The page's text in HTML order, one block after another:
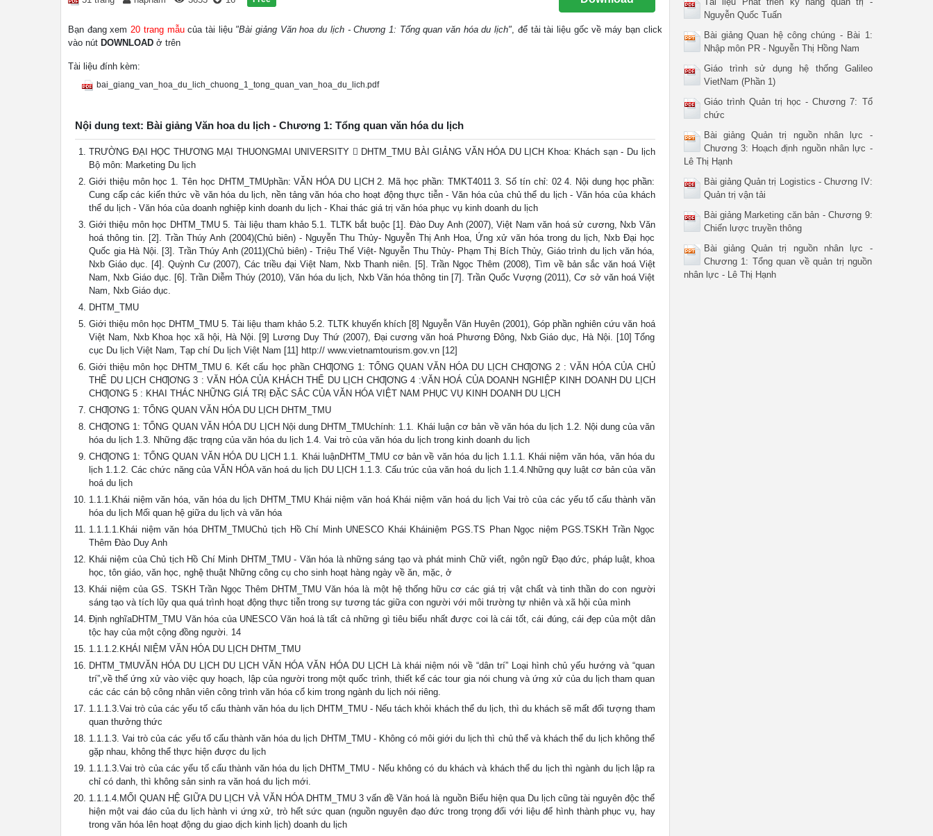
Bạn đang xem20 trang mẫucủa tài liệu "Bài giảng Văn hoa du lịch - Chương 1: Tổng quan văn hóa du lịch", để tải tài liệu gốc về máy bạn click
vào nút DOWNLOAD ở trên
Tài liệu đính kèm:
bai_giang_van_hoa_du_lich_chuong_1_tong_quan_van_hoa_du_lich.pdf
Nội dung text: Bài giảng Văn hoa du lịch - Chương 1: Tổng quan văn hóa du lịch
TRƯỜNG ĐẠI HỌC THƯƠNG MẠI THUONGMAI UNIVERSITY  DHTM_TMU BÀI GIẢNG VĂN HÓA DU LỊCH Khoa: Khách sạn - Du lịch
Bộ môn: Marketing Du lịch
Giới thiệu môn học 1. Tên học DHTM_TMUphần: VĂN HÓA DU LỊCH 2. Mã học phần: TMKT4011 3. Số tín chỉ: 02 4. Nội dung học phần:
Cung cấp các kiến thức về văn hóa du lịch, nền tảng văn hóa cho hoạt động thực tiễn - Văn hóa của chủ thể du lịch - Văn hóa của khách
thể du lịch - Văn hóa của doanh nghiệp kinh doanh du lịch - Khai thác giá trị văn hóa phục vụ kinh doanh du lịch
Giới thiệu môn học DHTM_TMU 5. Tài liệu tham khảo 5.1. TLTK bắt buộc [1]. Đào Duy Anh (2007), Việt Nam văn hoá sử cương, Nxb Văn
hoá thông tin. [2]. Trần Thúy Anh (2004)(Chủ biên) - Nguyễn Thu Thủy- Nguyễn Thị Anh Hoa, Ứng xử văn hóa trong du lịch, Nxb Đại học
Quốc gia Hà Nội. [3]. Trần Thúy Anh (2011)(Chủ biên) - Triệu Thế Việt- Nguyễn Thu Thủy- Phạm Thị Bích Thủy, Giáo trình du lịch văn hóa,
Nxb Giáo dục. [4]. Quỳnh Cư (2007), Các triều đại Việt Nam, Nxb Thanh niên. [5]. Trần Ngọc Thêm (2008), Tìm về bản sắc văn hoá Việt
Nam, Nxb Giáo dục. [6]. Trần Diễm Thúy (2010), Văn hóa du lịch, Nxb Văn hóa thông tin [7]. Trần Quốc Vượng (2011), Cơ sở văn hoá Việt
Nam, Nxb Giáo dục.
DHTM_TMU
Giới thiệu môn học DHTM_TMU 5. Tài liệu tham khảo 5.2. TLTK khuyến khích [8] Nguyễn Văn Huyên (2001), Góp phần nghiên cứu văn hoá
Việt Nam, Nxb Khoa học xã hội, Hà Nội. [9] Lương Duy Thứ (2007), Đại cương văn hoá Phương Đông, Nxb Giáo dục, Hà Nội. [10] Tổng
cục Du lịch Việt Nam, Tạp chí Du lịch Việt Nam [11] http:// www.vietnamtourism.gov.vn [12]
Giới thiệu môn học DHTM_TMU 6. Kết cấu học phần CHƢƠNG 1: TỔNG QUAN VĂN HÓA DU LỊCH CHƢƠNG 2 : VĂN HÓA CỦA CHỦ
THỂ DU LỊCH CHƢƠNG 3 : VĂN HÓA CỦA KHÁCH THỂ DU LỊCH CHƢƠNG 4 :VĂN HOÁ CỦA DOANH NGHIỆP KINH DOANH DU LỊCH
CHƢƠNG 5 : KHAI THÁC NHỮNG GIÁ TRỊ ĐẶC SẮC CỦA VĂN HÓA VIỆT NAM PHỤC VỤ KINH DOANH DU LỊCH
CHƢƠNG 1: TỔNG QUAN VĂN HÓA DU LỊCH DHTM_TMU
CHƢƠNG 1: TỔNG QUAN VĂN HÓA DU LỊCH Nội dung DHTM_TMUchính: 1.1. Khái luận cơ bản về văn hóa du lịch 1.2. Nội dung của văn
hóa du lịch 1.3. Những đặc trƣng của văn hóa du lịch 1.4. Vai trò của văn hóa du lịch trong kinh doanh du lịch
CHƢƠNG 1: TỔNG QUAN VĂN HÓA DU LỊCH 1.1. Khái luậnDHTM_TMU cơ bản về văn hóa du lịch 1.1.1. Khái niệm văn hóa, văn hóa du
lịch 1.1.2. Các chức năng của VĂN HÓA văn hoá du lịch DU LỊCH 1.1.3. Cấu trúc của văn hoá du lịch 1.1.4.Những quy luật cơ bản của văn
hoá du lịch
1.1.1.Khái niệm văn hóa, văn hóa du lịch DHTM_TMU Khái niệm văn hoá Khái niệm văn hoá du lịch Vai trò của các yếu tố cấu thành văn
hóa du lịch Mối quan hệ giữa du lịch và văn hóa
1.1.1.1.Khái niệm văn hóa DHTM_TMUChủ tịch Hồ Chí Minh UNESCO Khái Kháiniệm PGS.TS Phan Ngọc niệm PGS.TSKH Trần Ngọc
Thêm Đào Duy Anh
Khái niệm của Chủ tịch Hồ Chí Minh DHTM_TMU - Văn hóa là những sáng tạo và phát minh Chữ viết, ngôn ngữ Đạo đức, pháp luật, khoa
học, tôn giáo, văn học, nghệ thuật Những công cụ cho sinh hoạt hàng ngày về ăn, mặc, ở
Khái niệm của GS. TSKH Trần Ngọc Thêm DHTM_TMU Văn hóa là một hệ thống hữu cơ các giá trị vật chất và tinh thần do con người
sáng tạo và tích lũy qua quá trình hoạt động thực tiễn trong sự tương tác giữa con người với môi trường tự nhiên và xã hội của mình
Định nghĩaDHTM_TMU Văn hóa của UNESCO Văn hoá là tất cả những gì tiêu biểu nhất được coi là cái tốt, cái đúng, cái đẹp của một dân
tộc hay của một cộng đồng người. 14
1.1.1.2.KHÁI NIỆM VĂN HÓA DU LỊCH DHTM_TMU
DHTM_TMUVĂN HÓA DU LỊCH DU LỊCH VĂN HÓA VĂN HÓA DU LỊCH Là khái niệm nói về “dân trí” Loại hình chủ yếu hướng và “quan
trí”,về thế ứng xử vào việc quy hoạch, lập của người trong một quốc trình, thiết kế các tour gia nói chung và ứng xử của du lịch tham quan
các các cán bộ công nhân viên công trình văn hóa cổ kim trong ngành du lịch nói riêng.
1.1.1.3.Vai trò của các yếu tố cấu thành văn hóa du lịch DHTM_TMU - Nếu tách khỏi khách thể du lịch, thì du khách sẽ mất đối tượng tham
quan thưởng thức
1.1.1.3. Vai trò của các yếu tố cấu thành văn hóa du lịch DHTM_TMU - Không có môi giới du lịch thì chủ thể và khách thể du lịch không thể
gặp nhau, không thể thực hiện được du lịch
1.1.1.3.Vai trò của các yếu tố cấu thành văn hóa du lịch DHTM_TMU - Nếu không có du khách và khách thể du lịch thì ngành du lịch lập ra
chỉ có danh, thì không sản sinh ra văn hoá du lịch mới.
1.1.1.4.MỐI QUAN HỆ GIỮA DU LỊCH VÀ VĂN HÓA DHTM_TMU 3 vấn đề Văn hoá là nguồn Biểu hiện qua Du lịch cũng tài nguyên độc thể
hiện một vai đáo của du lịch hành vi ứng xử, trò hết sức quan (nguồn nguyên đạo đức trong trọng đối với liệu để hình thành phục vụ, hay
trong văn hóa lên hoạt động du giao dịch kinh lịch) doanh du lịch
Nguyễn Quốc Tuấn
Bài giảng Quan hệ công chúng - Bài 1:
Nhập môn PR - Nguyễn Thị Hồng Nam
Giáo trình sử dụng hệ thống Galileo
VietNam (Phần 1)
Giáo trình Quản trị học - Chương 7: Tổ
chức
Bài giảng Quản trị nguồn nhân lực -
Chương 3: Hoạch định nguồn nhân lực -
Lê Thị Hạnh
Bài giảng Quản trị Logistics - Chương IV:
Quản trị vận tải
Bài giảng Marketing căn bản - Chương 9:
Chiến lược truyền thông
Bài giảng Quản trị nguồn nhân lực -
Chương 1: Tổng quan về quản trị nguồn
nhân lực - Lê Thị Hạnh